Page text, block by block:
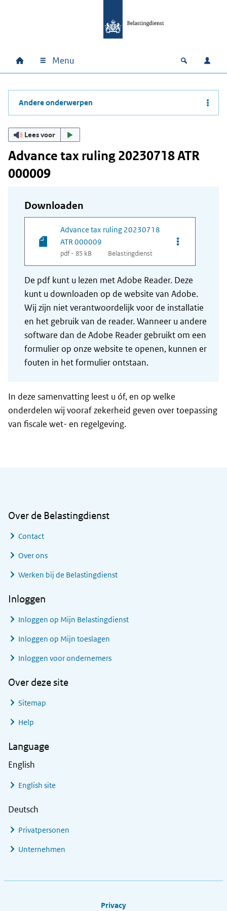
Hoofdnavigatie
Home Menu Open
Andere onderwerpen
Lees voor
Advance tax ruling 20230718 ATR
000009
Downloaden
Advance tax ruling 20230718
ATR 000009
pdf - 85 kB Belastingdienst
Opties van
De pdf kunt u lezen met Adobe Reader. Deze
kunt u downloaden op de website van Adobe.
Wij zijn niet verantwoordelijk voor de installatie
en het gebruik van de reader. Wanneer u andere
software dan de Adobe Reader gebruikt om een
formulier op onze website te openen, kunnen er
fouten in het formulier ontstaan.
In deze samenvatting leest u óf, en op welke
onderdelen wij vooraf zekerheid geven over toepassing
van fiscale wet- en regelgeving.
Over de Belastingdienst
Contact
Over ons
Werken bij de Belastingdienst
Inloggen
Inloggen op Mijn Belastingdienst
Inloggen op Mijn toeslagen
Inloggen voor ondernemers
Over deze site
Sitemap
Help
Language
English
English site
Deutsch
Privatpersonen
Unternehmen
Privacy